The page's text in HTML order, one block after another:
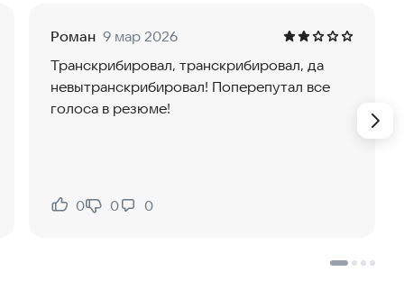
Экономьте часы чтения - ИИ выделит главное за
что освоите за секунды!
Роман 9 мар 2026
Транскрибировал, транскрибировал, да
невытранскрибировал! Поперепутал все
голоса в резюме!
Нравится:
0
Не нравится:
0 0